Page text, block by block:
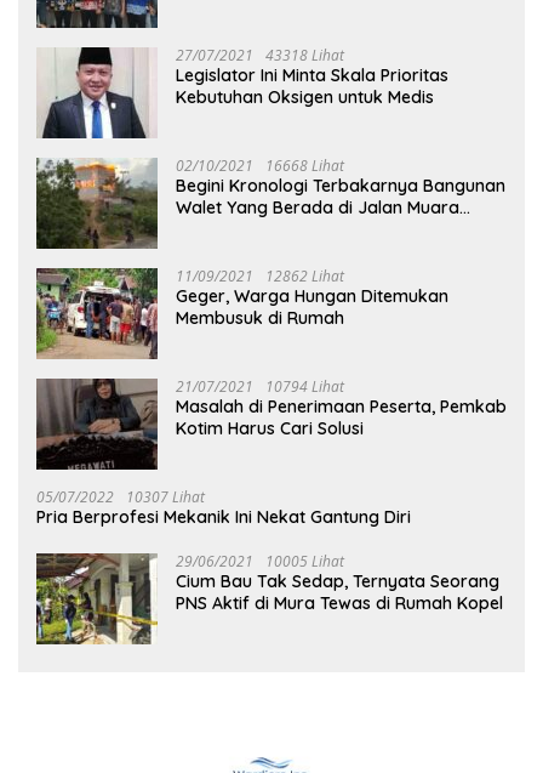
27/07/2021 43318 Lihat
Legislator Ini Minta Skala Prioritas
Kebutuhan Oksigen untuk Medis
02/10/2021 16668 Lihat
Begini Kronologi Terbakarnya Bangunan
Walet Yang Berada di Jalan Muara
11/09/2021 12862 Lihat
Geger, Warga Hungan Ditemukan
Membusuk di Rumah
21/07/2021 10794 Lihat
Masalah di Penerimaan Peserta, Pemkab
Kotim Harus Cari Solusi
05/07/2022 10307 Lihat
Pria Berprofesi Mekanik Ini Nekat Gantung Diri
29/06/2021 10005 Lihat
Cium Bau Tak Sedap, Ternyata Seorang
PNS Aktif di Mura Tewas di Rumah Kopel